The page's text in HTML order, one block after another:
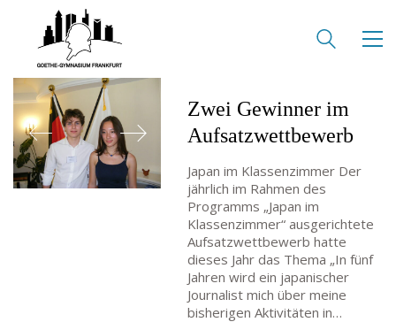
Zwei Gewinner im
Aufsatzwettbewerb
Japan im Klassenzimmer Der
jährlich im Rahmen des
Programms „Japan im
Klassenzimmer“ ausgerichtete
Aufsatzwettbewerb hatte
dieses Jahr das Thema „In fünf
Jahren wird ein japanischer
Journalist mich über meine
bisherigen Aktivitäten in…